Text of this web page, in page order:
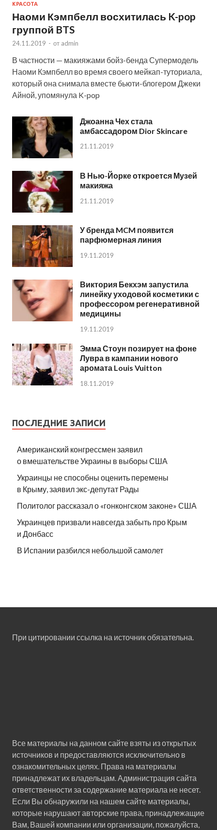
КРАСОТА
Наоми Кэмпбелл восхитилась K-pop
группой BTS
24.11.2019 - от admin
В частности — макияжами бойз-бенда Супермодель
Наоми Кэмпбелл во время своего мейкап-туториала,
который она снимала вместе бьюти-блогером Джеки
Айной, упомянула K-pop
Джоанна Чех стала
амбассадором Dior Skincare
21.11.2019
В Нью-Йорке откроется Музей
макияжа
21.11.2019
У бренда MCM появится
парфюмерная линия
19.11.2019
Виктория Бекхэм запустила
линейку уходовой косметики с
профессором регенеративной
медицины
19.11.2019
Эмма Стоун позирует на фоне
Лувра в кампании нового
аромата Louis Vuitton
18.11.2019
ПОСЛЕДНИЕ ЗАПИСИ
Американский конгрессмен заявил
о вмешательстве Украины в выборы США
Украинцы не способны оценить перемены
в Крыму, заявил экс-депутат Рады
Политолог рассказал о «гонконгском законе» США
Украинцев призвали навсегда забыть про Крым
и Донбасс
В Испании разбился небольшой самолет
При цитировании ссылка на источник обязательна.
Все материалы на данном сайте взяты из открытых
источников и предоставляются исключительно в
ознакомительных целях. Права на материалы
принадлежат их владельцам. Администрация сайта
ответственности за содержание материала не несет.
Если Вы обнаружили на нашем сайте материалы,
которые нарушают авторские права, принадлежащие
Вам, Вашей компании или организации, пожалуйста,